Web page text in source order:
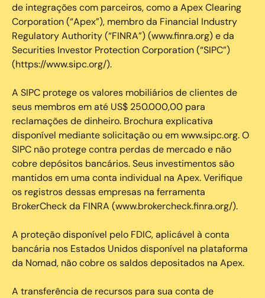
de integrações com parceiros, como a Apex Clearing
Corporation (“Apex”), membro da Financial Industry
Regulatory Authority (“FINRA”) (www.finra.org) e da
Securities Investor Protection Corporation (“SIPC”)
(https://www.sipc.org/).
A SIPC protege os valores mobiliários de clientes de
seus membros em até US$ 250.000,00 para
reclamações de dinheiro. Brochura explicativa
disponível mediante solicitação ou em www.sipc.org. O
SIPC não protege contra perdas de mercado e não
cobre depósitos bancários. Seus investimentos são
mantidos em uma conta individual na Apex. Verifique
os registros dessas empresas na ferramenta
BrokerCheck da FINRA (www.brokercheck.finra.org/).
A proteção disponível pelo FDIC, aplicável à conta
bancária nos Estados Unidos disponível na plataforma
da Nomad, não cobre os saldos depositados na Apex.
A transferência de recursos para sua conta de